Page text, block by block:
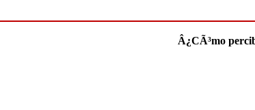
Â¿CÃ³mo